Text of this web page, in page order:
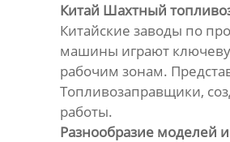
Китай Шахтный
Китайские заводы по
машины играют
рабочим зонам.
Топливозаправщики,
работы.
Разнообразие моделей